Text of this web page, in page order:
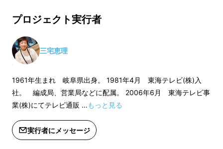
ハンドルスカーフ 1枚
（長さ：約87cm、幅：約5cm）
※手作りのため、サイズや色味に若干
の個体差があります。
は一部変更になる可能性もございま
す。ご了承ください。
※内布にペットボトルなどの水滴が付
きますと滲んでしまう場合があります
のでご注意ください
は一部変更になる
す。ご了承くださ
プロジェクト実行者
三宅恵理
1961年生まれ 岐阜県出身。 1981年4月 東海テレビ(株)入
社。 編成局、営業局などに配属。 2006年6月 東海テレビ事
業(株)にてテレビ通販 …もっと見る
実行者にメッセージ